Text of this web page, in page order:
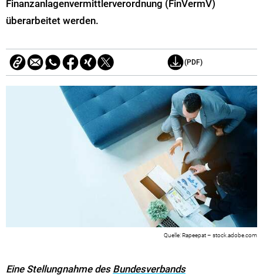
Finanzanlagenvermittlerverordnung (FinVermV)
überarbeitet werden.
(PDF)
Rapeepat – stock.adobe.com
Eine Stellungnahme des Bundesverbands